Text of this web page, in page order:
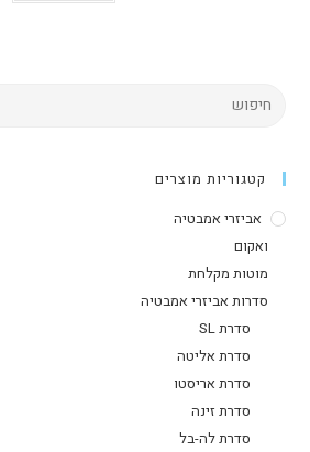
קטגוריות מוצרים
אביזרי אמבטיה
ואקום
מוטות מקלחת
סדרות אביזרי אמבטיה
סדרת SL
סדרת אליטה
סדרת אריסטו
סדרת זינה
סדרת לה-בל